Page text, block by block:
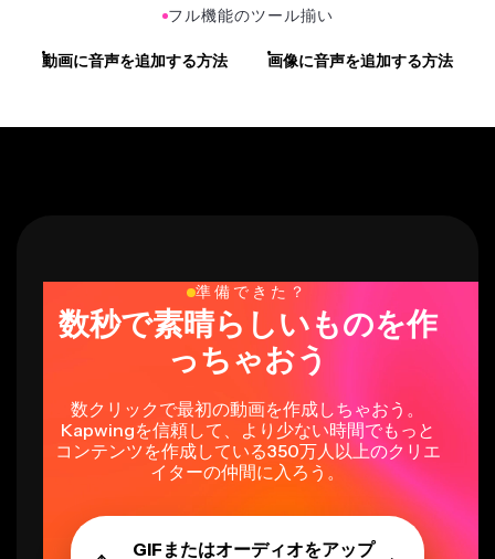
フル機能のツール揃い
動画に音声を追加する方法 画像に音声を追加する方法
準備できた？
数秒で素晴らしいものを作
っちゃおう
数クリックで最初の動画を作成しちゃおう。
Kapwingを信頼して、より少ない時間でもっと
コンテンツを作成している350万人以上のクリエ
イターの仲間に入ろう。
GIFまたはオーディオをアップ